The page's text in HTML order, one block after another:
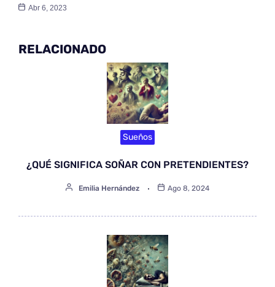
Abr 6, 2023
RELACIONADO
Sueños
¿QUÉ SIGNIFICA SOÑAR CON PRETENDIENTES?
Emilia Hernández Ago 8, 2024